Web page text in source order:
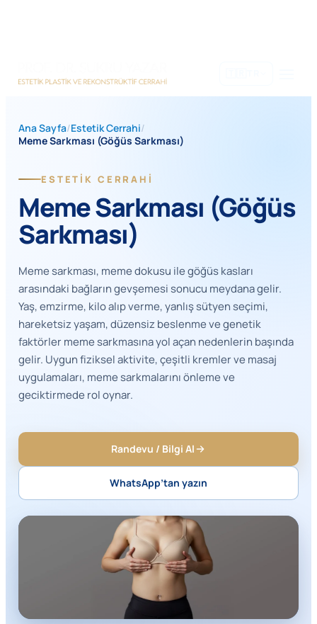
Ana Sayfa/Estetik Cerrahi/
Meme Sarkması (Göğüs Sarkması)
ESTETIK CERRAHI
Meme Sarkması (Göğüs
Sarkması)
Meme sarkması, meme dokusu ile göğüs kasları
arasındaki bağların gevşemesi sonucu meydana gelir.
Yaş, emzirme, kilo alıp verme, yanlış sütyen seçimi,
hareketsiz yaşam, düzensiz beslenme ve genetik
faktörler meme sarkmasına yol açan nedenlerin başında
gelir. Uygun fiziksel aktivite, çeşitli kremler ve masaj
uygulamaları, meme sarkmalarını önleme ve
geciktirmede rol oynar.
Randevu / Bilgi Al
WhatsApp’tan yazın